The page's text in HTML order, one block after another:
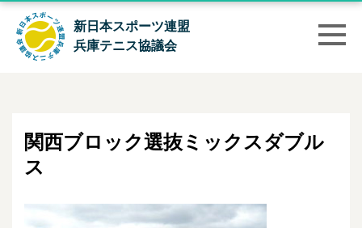
新日本スポーツ連盟
兵庫テニス協議会
関西ブロック選抜ミックスダブル
ス